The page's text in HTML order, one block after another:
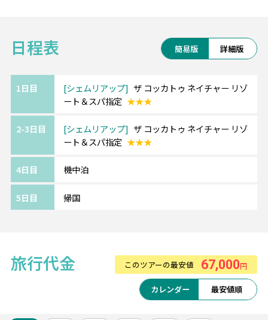
また、プノンバケン寺院は夕日が綺麗に見え
るスポットとして人気です。
【ザ コッカトゥ ネイチャー リゾート＆ス
ムリアップ】
評がある3つ星ホテル。
日程表 簡易版 詳細版
1日目 シェムリアップ
ザ コッカトゥ ネイチャー リゾ
ート＆スパ指定 ★★★
2-3日目 シェムリアップ
ザ コッカトゥ ネイチャー リゾ
ート＆スパ指定 ★★★
4日目 機中泊
5日目 帰国
旅行代金 このツアーの最安値 67,000円
カレンダー 最安値順